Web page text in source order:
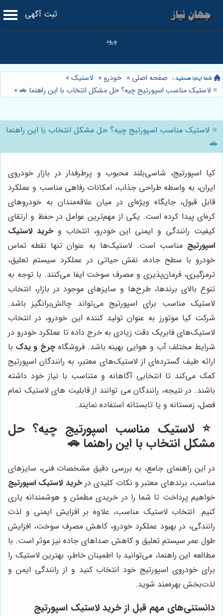
ثبت آگهی
صفحه اصلی » خودرو » لاستیک»
⭐️ لاستیک مناسب اسپورتیج چیه؟ حل مشکل انتخاب با این راهنما 🚗»
⭐️ لاستیک مناسب اسپورتیج چیه؟ حل مشکل انتخاب با این راهنما
🚗
کیا اسپورتیج، شاسی‌بلند محبوب و پرطرفدار در بازار خودروی
ایران، به واسطه طراحی جذاب، امکانات رفاهی مناسب و عملکرد
قابل قبول، جایگاه ویژه‌ای در میان علاقه‌مندان به خودروهای
کره‌ای پیدا کرده است. یکی از مهم‌ترین عوامل در حفظ و ارتقای
کیفیت رانندگی و ایمنی این خودرو، انتخاب وخرید لاستیک
اسپورتیج مناسب است. لاستیک‌ها به عنوان تنها نقطه تماس
خودرو با سطح جاده، نقش حیاتی در عملکرد سیستم تعلیق،
ترمزگیری، فرمان‌پذیری و مصرف سوخت ایفا می‌کنند. با توجه به
تنوع بالای برندها، طرح‌ها و سایزهای موجود در بازار، انتخاب
لاستیک مناسب برای اسپورتیج می‌تواند چالش‌برانگیز باشد.
شرکت کیا موتورز به عنوان تولید کننده این خودرو، در انتخاب
لاستیک‌های فابریک دقت زیادی به خرج داده تا عملکرد خودرو در
شرایط مختلف آب و هوایی بهینه باشد. فروشگاه چرخ و یدک با
ارائه طیف گسترده‌ای از لاستیک‌های معتبر، به رانندگان اسپورتیج
کمک می‌کند تا انتخابی آگاهانه و متناسب با نیاز خود داشته
باشند. در نتیجه، رانندگان می توانند از قابلیت های لاستیک تمام
فصل، زمستانه و یا تابستانه استفاده نمایند.
⭐️ لاستیک مناسب اسپورتیج چیه؟ حل
مشکل انتخاب با این راهنما 🚗
در این راهنمای جامع، به بررسی دقیق مشخصات فنی، سایزهای
مناسب، برندهای معتبر و نکات کلیدی درخرید لاستیک اسپورتیج
خواهیم پرداخت تا شما را در خریدی مطمئن و هوشمندانه یاری
کنیم. انتخاب لاستیک مناسب، علاوه بر افزایش ایمنی و لذت
رانندگی، در بهبود عملکرد خودرو، کاهش مصرف سوخت، افزایش
طول عمر سیستم تعلیق و کاهش صداهای جاده نیز موثر است. با
مطالعه این راهنما، می‌توانید با اطمینان خاطر، بهترین لاستیک را
برای خودروی اسپورتیج خود انتخاب کنید و از رانندگی ایمن و
لذت‌بخش بهره‌مند شوید.
دانستنی‌های مهم قبل از خرید لاستیک اسپورتیج